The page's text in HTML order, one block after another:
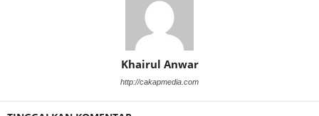
Khairul Anwar
http://cakapmedia.com